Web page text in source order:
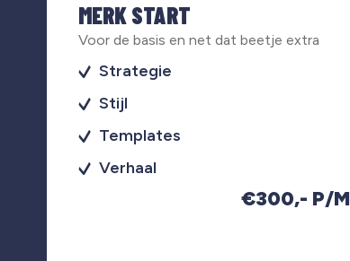
MERK START
Voor de basis en net dat beetje extra
Strategie
Stijl
Templates
Verhaal
€300,- P/M